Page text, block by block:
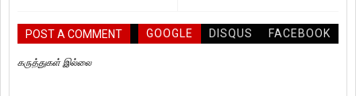
POST A COMMENT GOOGLE DISQUS FACEBOOK
கருத்துகள் இல்லை